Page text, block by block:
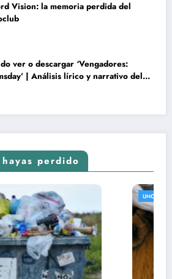
Vision: la memoria perdida del
ver o descargar ‘Vengadores:
| Análisis lírico y narrativo del
perdido